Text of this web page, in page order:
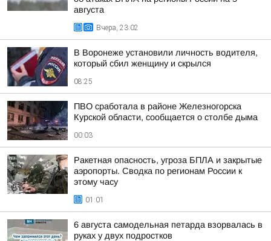
августа
Вчера, 23:02
В Воронеже установили личность водителя,
который сбил женщину и скрылся
08:25
ПВО сработала в районе Железногорска
Курской области, сообщается о столбе дыма
00:03
Ракетная опасность, угроза БПЛА и закрытые
аэропорты. Сводка по регионам России к
этому часу
01:01
6 августа самодельная петарда взорвалась в
руках у двух подростков